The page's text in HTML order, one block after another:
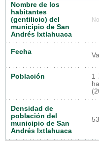
Nombre de los
habitantes
(gentilicio) del
municipio de San
Andrés Ixtlahuaca
Fecha
Población
1
Densidad de
población del
municipio de San
Andrés Ixtlahuaca